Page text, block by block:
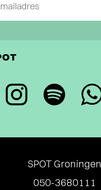
SPOT Groningen
050-3680111